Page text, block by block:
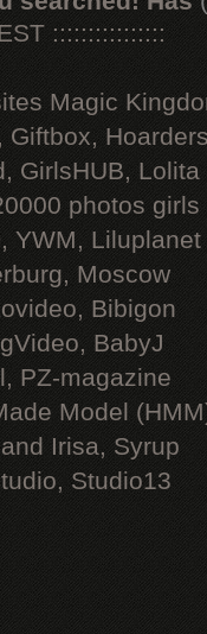
::::::::::::::::
Magic
Giftbox,
GirlsHUB, Lolita
photos
YWM, Liluplanet
Moscow
Bibigon
BabyJ
PZ-magazine
Model
Irisa, Syrup
Studio13